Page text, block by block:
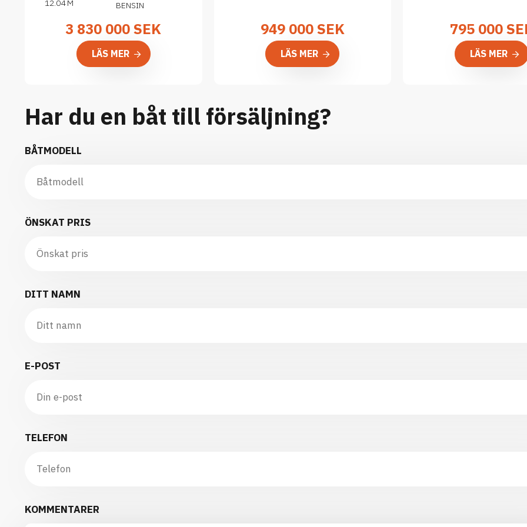
12.04 M BENSIN
3 830 000SEK
LÄS MER
949 000SEK
LÄS MER
795 000
LÄS MER
Har du en båt till försäljning?
BÅTMODELL
ÖNSKAT PRIS
DITT NAMN
E-POST
TELEFON
KOMMENTARER